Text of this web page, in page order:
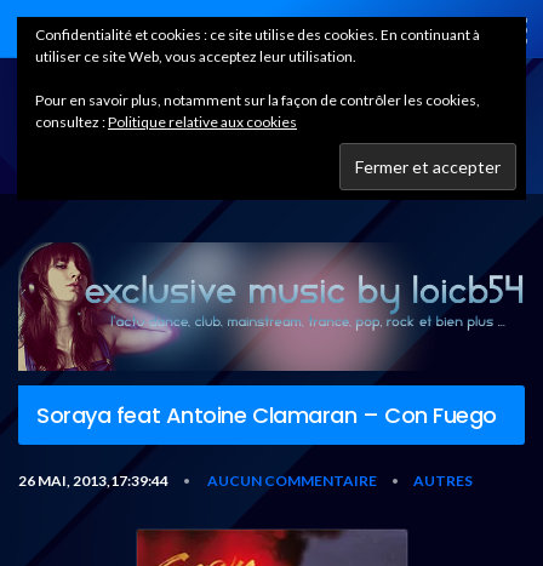
Home
Soraya feat Antoine Clamaran – Con Fuego
26 MAI, 2013,17:39:44 • AUCUN COMMENTAIRE • AUTRES
Confidentialité et cookies : ce site utilise des cookies. En continuant à
utiliser ce site Web, vous acceptez leur utilisation.
Pour en savoir plus, notamment sur la façon de contrôler les cookies,
consultez :Politique relative aux cookies